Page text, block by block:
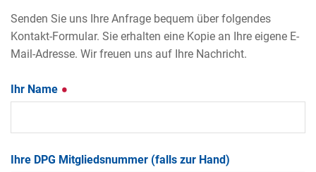
Senden Sie uns Ihre Anfrage bequem über folgendes
Kontakt-Formular. Sie erhalten eine Kopie an Ihre eigene E-
Mail-Adresse. Wir freuen uns auf Ihre Nachricht.
Ihr Name
Ihre DPG Mitgliedsnummer (falls zur Hand)